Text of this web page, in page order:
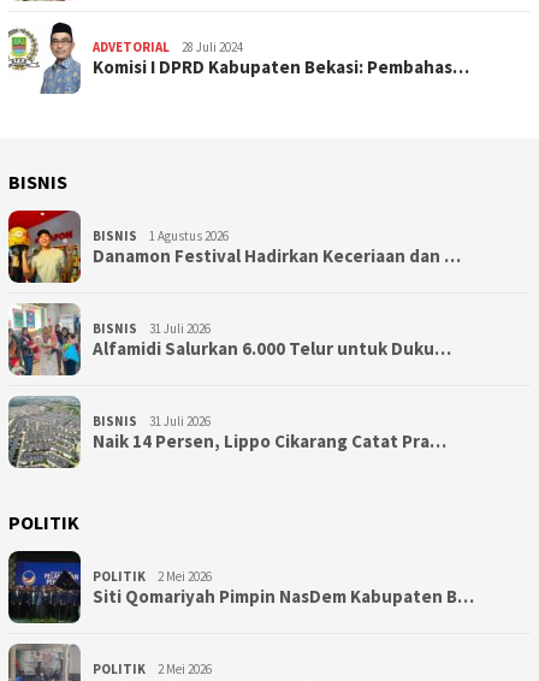
ADVETORIAL 28 Juli 2024
Komisi I DPRD Kabupaten Bekasi: Pembahas…
BISNIS
BISNIS 1 Agustus 2026
Danamon Festival Hadirkan Keceriaan dan …
BISNIS 31 Juli 2026
Alfamidi Salurkan 6.000 Telur untuk Duku…
BISNIS 31 Juli 2026
Naik 14 Persen, Lippo Cikarang Catat Pra…
POLITIK
POLITIK 2 Mei 2026
Siti Qomariyah Pimpin NasDem Kabupaten B…
POLITIK 2 Mei 2026